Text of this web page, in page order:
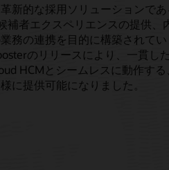
新的な採用ソリューションで
補者エクスペリエンスの提供、
務の連携を目的に構築されて
のリリースにより、一貫し
HCMとシームレスに動作す
に提供可能になりました。